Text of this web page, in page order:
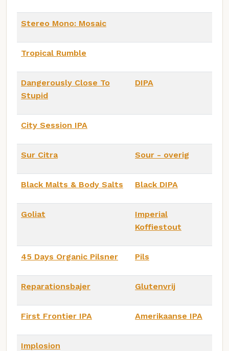
Stereo Mono: Mosaic
Tropical Rumble
Dangerously Close To
Stupid
DIPA
City Session IPA
Sur Citra Sour - overig
Black Malts & Body Salts Black DIPA
Goliat
Imperial
Koffiestout
45 Days Organic Pilsner Pils
Reparationsbajer Glutenvrij
First Frontier IPA Amerikaanse IPA
Implosion